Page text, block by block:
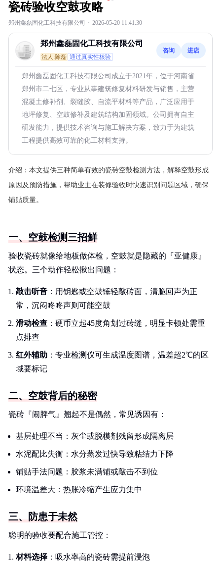
瓷砖验收空鼓攻略
郑州鑫磊固化工科技有限公司 · 2026-05-20 11:41:30
郑州鑫磊固化工科技有限公司
法人:陈磊 通过真实性核验
咨询 进店
郑州鑫磊固化工科技有限公司成立于2021年，位于河南省
郑州市二七区，专业从事建筑修复材料研发与销售，主营
混凝土修补剂、裂缝胶、自流平材料等产品，广泛应用于
地坪修复、空鼓修补及建筑结构加固领域。公司拥有自主
研发能力，提供技术咨询与施工解决方案，致力于为建筑
工程提供高效可靠的化工材料支持。
介绍： 本文提供三种简单有效的瓷砖空鼓检测方法，解释空鼓形成
原因及预防措施，帮助业主在装修验收时快速识别问题区域，确保
铺贴质量。
一、空鼓检测三招鲜
验收瓷砖就像给地板做体检，空鼓就是隐藏的『亚健康』
状态。三个动作轻松揪出问题：
敲击听音 ：用钥匙或空鼓锤轻敲砖面，清脆回声为正
常，沉闷咚咚声则可能空鼓
滑动检查 ：硬币立起45度角划过砖缝，明显卡顿处需重
点排查
红外辅助 ：专业检测仪可生成温度图谱，温差超2℃的区
域要标记
二、空鼓背后的秘密
瓷砖『闹脾气』翘起不是偶然，常见诱因有：
基层处理不当：灰尘或脱模剂残留形成隔离层
水泥配比失衡：水分蒸发过快导致粘结力下降
铺贴手法问题：胶浆未满铺或敲击不到位
环境温差大：热胀冷缩产生应力集中
三、防患于未然
聪明的验收要配合施工管控：
材料选择 ：吸水率高的瓷砖需提前浸泡